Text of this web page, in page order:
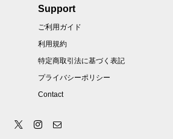
Support
ご利用ガイド
利用規約
特定商取引法に基づく表記
プライバシーポリシー
Contact